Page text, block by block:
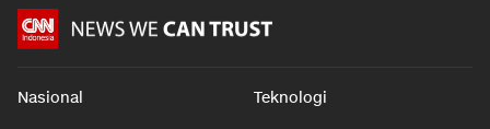
Nasional Teknologi